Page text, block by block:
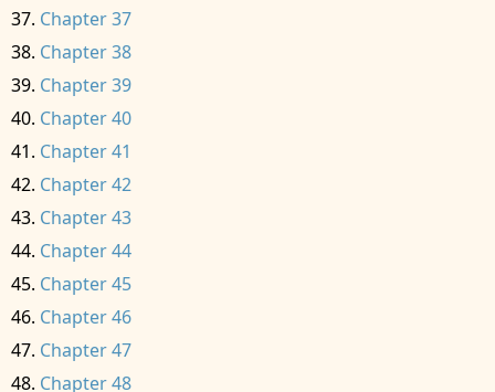
Chapter 37
Chapter 38
Chapter 39
Chapter 40
Chapter 41
Chapter 42
Chapter 43
Chapter 44
Chapter 45
Chapter 46
Chapter 47
Chapter 48